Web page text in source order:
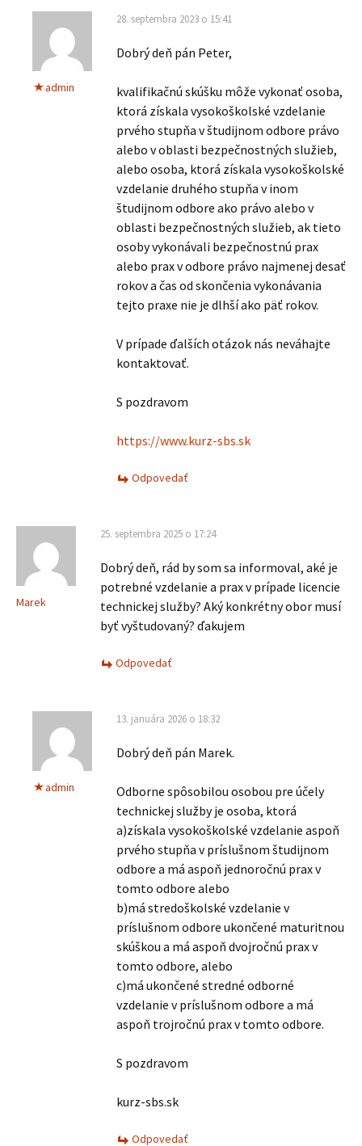
admin
28. septembra 2023 o 15:41
Dobrý deň pán Peter,
kvalifikačnú skúšku môže vykonať osoba,
ktorá získala vysokoškolské vzdelanie
prvého stupňa v študijnom odbore právo
alebo v oblasti bezpečnostných služieb,
alebo osoba, ktorá získala vysokoškolské
vzdelanie druhého stupňa v inom
študijnom odbore ako právo alebo v
oblasti bezpečnostných služieb, ak tieto
osoby vykonávali bezpečnostnú prax
alebo prax v odbore právo najmenej desať
rokov a čas od skončenia vykonávania
tejto praxe nie je dlhší ako päť rokov.
V prípade ďalších otázok nás neváhajte
kontaktovať.
S pozdravom
https://www.kurz-sbs.sk
Odpovedať
Marek
25. septembra 2025 o 17:24
Dobrý deň, rád by som sa informoval, aké je
potrebné vzdelanie a prax v prípade licencie
technickej služby? Aký konkrétny obor musí
byť vyštudovaný? ďakujem
Odpovedať
admin
13. januára 2026 o 18:32
Dobrý deň pán Marek.
Odborne spôsobilou osobou pre účely
technickej služby je osoba, ktorá
a)získala vysokoškolské vzdelanie aspoň
prvého stupňa v príslušnom študijnom
odbore a má aspoň jednoročnú prax v
tomto odbore alebo
b)má stredoškolské vzdelanie v
príslušnom odbore ukončené maturitnou
skúškou a má aspoň dvojročnú prax v
tomto odbore, alebo
c)má ukončené stredné odborné
vzdelanie v príslušnom odbore a má
aspoň trojročnú prax v tomto odbore.
S pozdravom
kurz-sbs.sk
Odpovedať